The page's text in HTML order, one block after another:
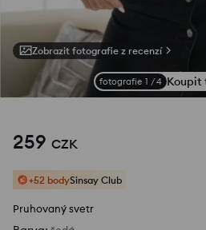
Zobrazit fotografie z recenzí
fotografie 1 /4 Koupit
259 CZK
+52 bodySinsay Club
Pruhovaný svetr